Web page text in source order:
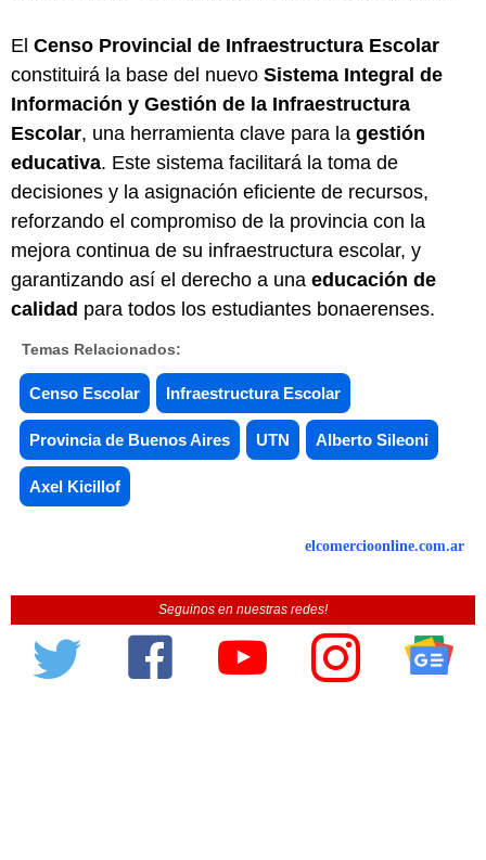
El Censo Provincial de Infraestructura Escolar
constituirá la base del nuevo Sistema Integral de
Información y Gestión de la Infraestructura
Escolar, una herramienta clave para la gestión
educativa. Este sistema facilitará la toma de
decisiones y la asignación eficiente de recursos,
reforzando el compromiso de la provincia con la
mejora continua de su infraestructura escolar, y
garantizando así el derecho a una educación de
calidad para todos los estudiantes bonaerenses.
Temas Relacionados:
Censo Escolar Infraestructura Escolar
Provincia de Buenos Aires UTN Alberto Sileoni
Axel Kicillof
elcomercioonline.com.ar
Seguinos en nuestras redes!